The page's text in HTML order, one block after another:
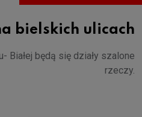
bielskich ulicach
Białej będą się działy szalone
rzeczy.